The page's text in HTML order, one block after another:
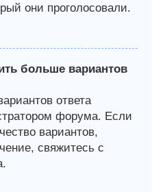
они проголосовали.
больше вариантов
ответа
форума. Если
вариантов,
свяжитесь с